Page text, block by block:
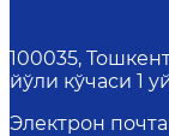
100035,
йўли кўчаси 1
Электрон почта